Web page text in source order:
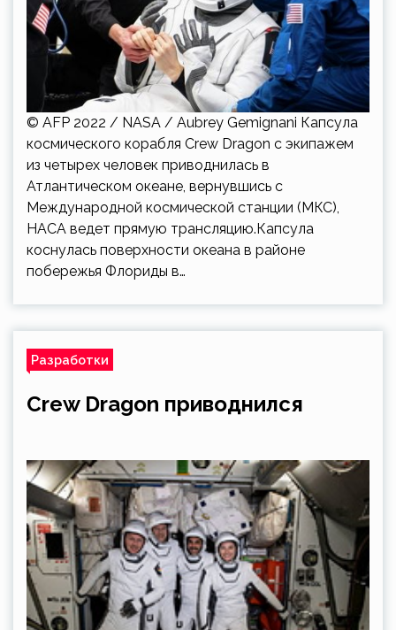
© AFP 2022 / NASA / Aubrey Gemignani Капсула
космического корабля Crew Dragon с экипажем
из четырех человек приводнилась в
Атлантическом океане, вернувшись с
Международной космической станции (МКС),
НАСА ведет прямую трансляцию.Капсула
коснулась поверхности океана в районе
побережья Флориды в…
Разработки
Crew Dragon приводнился